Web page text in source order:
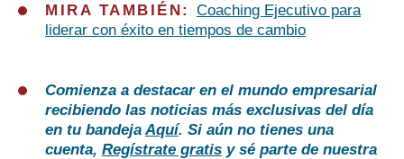
MIRA TAMBIÉN: Coaching Ejecutivo para
liderar con éxito en tiempos de cambio
Comienza a destacar en el mundo empresarial
recibiendo las noticias más exclusivas del día
en tu bandeja Aquí. Si aún no tienes una
cuenta, Regístrate gratis y sé parte de nuestra